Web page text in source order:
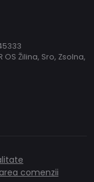
Žilina, Sro, Zsolna,
comenzii